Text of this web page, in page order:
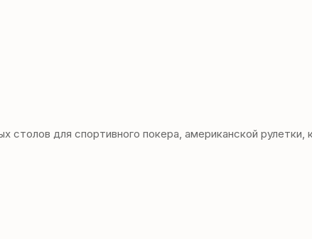
для спортивного покера, американской рулетки,